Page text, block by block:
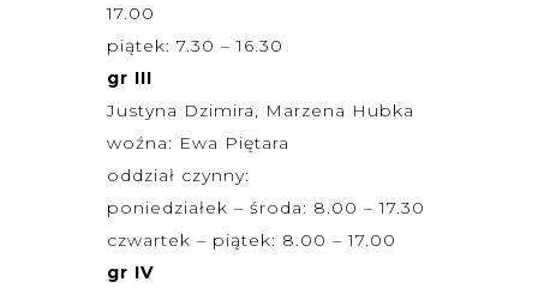
17.00
piątek: 7.30 – 16.30
gr III
Justyna Dzimira, Marzena Hubka
woźna: Ewa Piętara
oddział czynny:
poniedziałek – środa: 8.00 – 17.30
czwartek – piątek: 8.00 – 17.00
gr IV